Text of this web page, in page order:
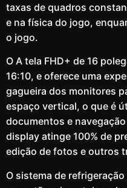
taxas de quadros
e na física do jogo,
o jogo.
O A tela FHD+ de 16
16:10, e oferece uma
gagueira dos monitores
espaço vertical, o que é
documentos e
display atinge 100% de
edição de fotos e outros
O sistema de